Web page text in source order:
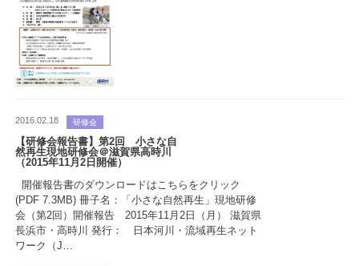
2016.02.18 研修会
【研修会報告書】第2回 小さな自
然再生現地研修会＠滋賀県高時川
（2015年11月2日開催）
開催報告書のダウンロードはこちらをクリック
(PDF 7.3MB) 冊子名：「小さな自然再生」現地研修
会（第2回）開催報告 2015年11月2日（月） 滋賀県
長浜市・高時川 発行： 日本河川・流域再生ネット
ワーク（J…